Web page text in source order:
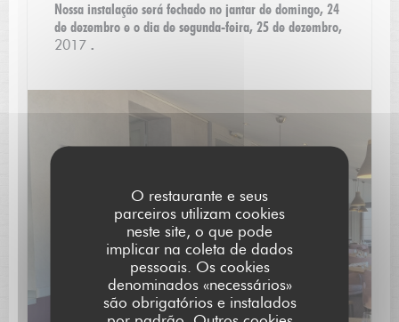
O restaurante e seus
parceiros utilizam cookies
neste site, o que pode
implicar na coleta de dados
pessoais. Os cookies
denominados «necessários»
são obrigatórios e instalados
Nossa instalação será fechado no jantar de domingo, 24
de dezembro e o dia de segunda-feira, 25 de dezembro,
2017 .
Descubra o nosso menu